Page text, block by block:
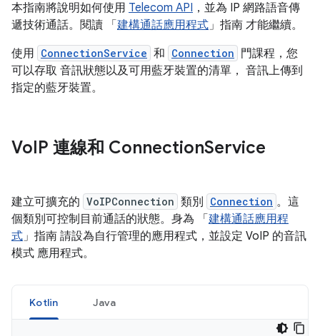
本指南將說明如何使用 Telecom API ，並為 IP 網路語音傳
遞技術通話。閱讀 「 建構通話應用程式」指南 才能繼續。
使用 ConnectionService 和 Connection
門課程，您
可以存取 音訊狀態以及可用藍牙裝置的清單， 音訊上傳到
指定的藍牙裝置。
VoIP 連線和 ConnectionService
建立可擴充的 VoIPConnection 類別 Connection 。這
個類別可控制目前通話的狀態。身為 「 建構通話應用程
式」指南 請設為自行管理的應用程式，並設定 VoIP 的音訊
模式 應用程式。
Kotlin Java